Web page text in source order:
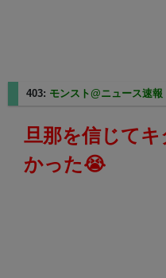
403: モンスト@ニュース速報
旦那を信じて
かった😭